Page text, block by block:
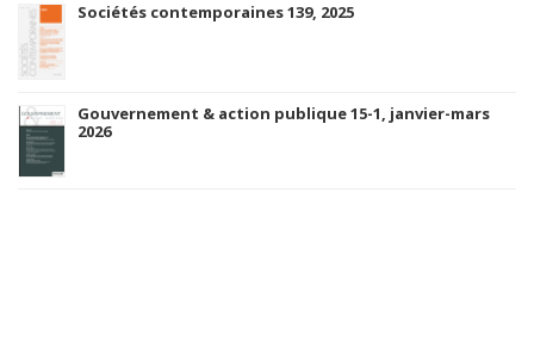
Sociétés contemporaines 139, 2025
Gouvernement & action publique 15-1, janvier-mars
2026